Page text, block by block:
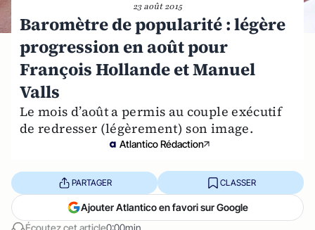
23 août 2015
Baromètre de popularité : légère
progression en août pour
François Hollande et Manuel
Valls
Le mois d’août a permis au couple exécutif
de redresser (légèrement) son image.
Atlantico Rédaction
Écoutez cet article0:00min
PARTAGER CLASSER
Ajouter Atlantico en favori sur Google